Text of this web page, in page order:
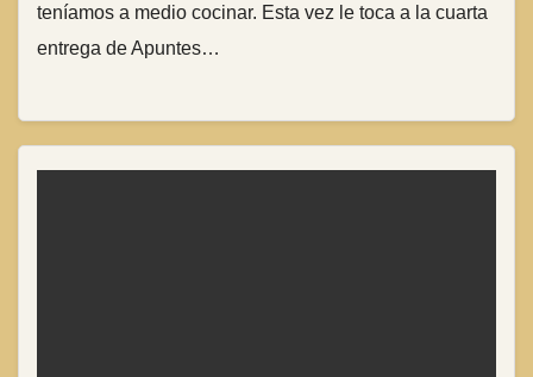
teníamos a medio cocinar. Esta vez le toca a la cuarta
entrega de Apuntes…